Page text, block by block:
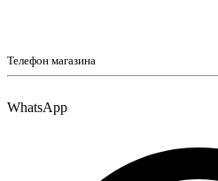
Телефон магазина
WhatsApp